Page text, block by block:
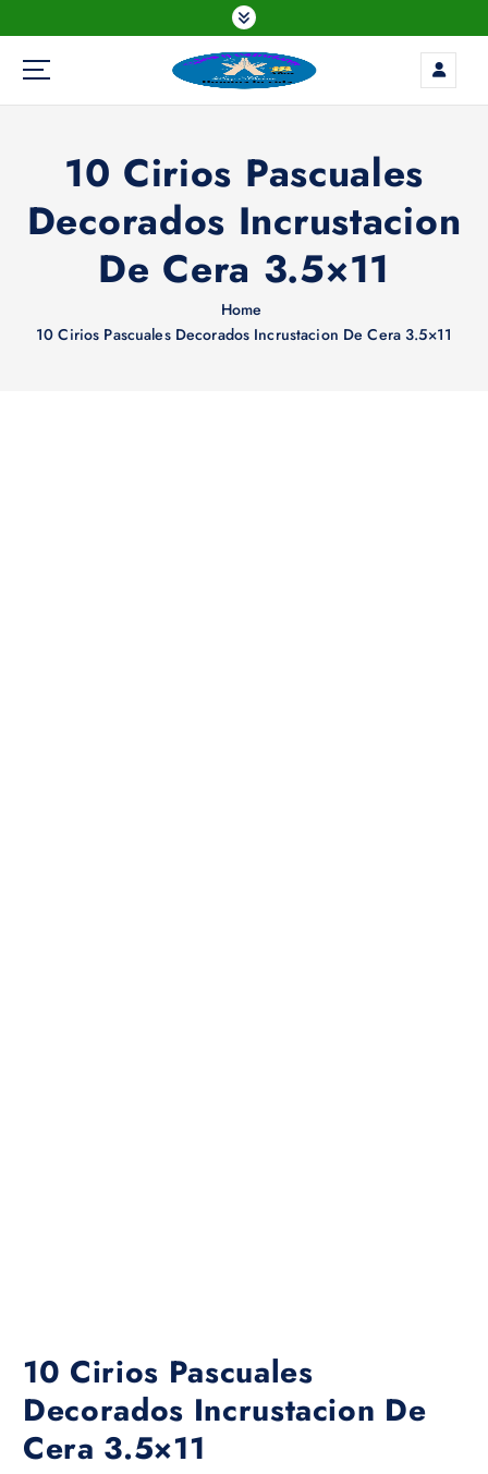
k
t
10 Cirios Pascuales
Decorados Incrustacion
De Cera 3.5×11
Home
10 Cirios Pascuales Decorados Incrustacion De Cera 3.5×11
10 Cirios Pascuales
Decorados Incrustacion De
Cera 3.5×11